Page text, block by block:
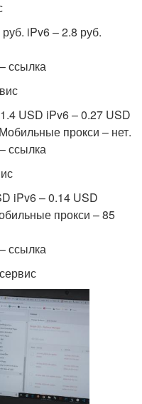
iPv6 – 2.8 руб.
ссылка
USD iPv6 – 0.27 USD
прокси – нет.
ссылка
iPv6 – 0.14 USD
прокси – 85
ссылка